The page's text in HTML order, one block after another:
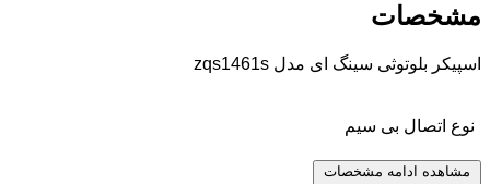
مشخصات
اسپیکر بلوتوثی سینگ ای مدل zqs1461s
نوع اتصال بی سیم
مشاهده ادامه مشخصات